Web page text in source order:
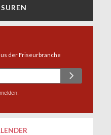
der Friseurbranche